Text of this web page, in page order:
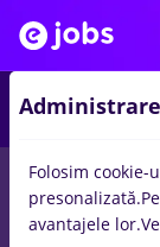
locuri de munca
Napocapentru
Folosim
presonalizată.
avantajele lor.